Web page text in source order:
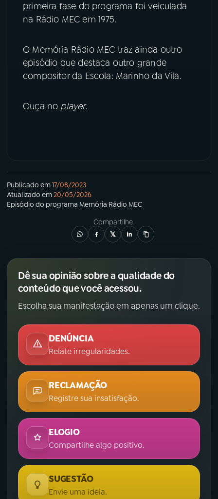
YouTube Facebook
TikTok
primeira fase do programa foi veiculada
na Rádio MEC em 1975.
O Memória Rádio MEC traz ainda outro
episódio que destaca outro grande
compositor da Escola: Marinho da Vila.
Ouça no player.
Publicado em17/08/2023
Atualizado em20/05/2026
Episódio do programa Memória Rádio MEC
Compartilhe
Dê sua opinião sobre a qualidade do
conteúdo que você acessou.
Escolha sua manifestação em apenas um clique.
DENÚNCIA
Relate irregularidades.
RECLAMAÇÃO
Registre sua insatisfação.
ELOGIO
Compartilhe algo positivo.
SUGESTÃO
Envie uma ideia.